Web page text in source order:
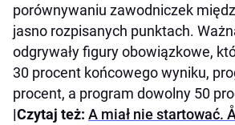
porównywaniu zawodniczek
jasno rozpisanych punktach.
odgrywały figury obowiązkowe,
30 procent końcowego wyniku,
procent, a program dowolny 50
|Czytaj też: A miał nie startować.